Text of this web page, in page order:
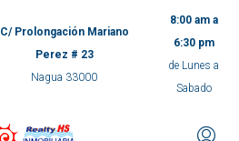
C/ Prolongación Mariano
Perez # 23
Nagua 33000
8:00 am a
6:30 pm
de Lunes a
Sabado